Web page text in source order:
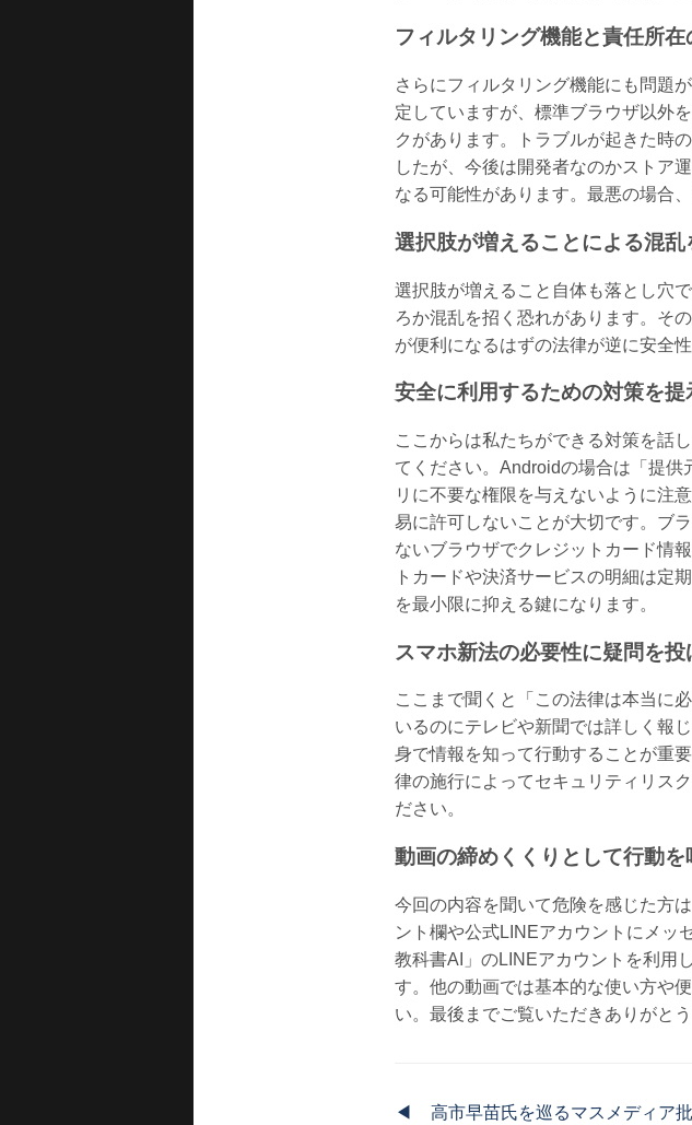
フィルタリング機能と責任所
さらにフィルタリング機能にも問題
定していますが、標準ブラウザ以外
クがあります。トラブルが起きた時
したが、今後は開発者なのかストア
なる可能性があります。最悪の場合
選択肢が増えることによる混乱
選択肢が増えること自体も落とし穴
ろか混乱を招く恐れがあります。そ
が便利になるはずの法律が逆に安全
安全に利用するための対策を提
ここからは私たちができる対策を話
てください。Androidの場合は「提
リに不要な権限を与えないように注
易に許可しないことが大切です。ブ
ないブラウザでクレジットカード情
トカードや決済サービスの明細は定
を最小限に抑える鍵になります。
スマホ新法の必要性に疑問を投
ここまで聞くと「この法律は本当に
いるのにテレビや新聞では詳しく報
身で情報を知って行動することが重
律の施行によってセキュリティリス
ださい。
動画の締めくくりとして行動を
今回の内容を聞いて危険を感じた方
ント欄や公式LINEアカウントにメッ
教科書AI」のLINEアカウントを利用
す。他の動画では基本的な使い方や
い。最後までご覧いただきありがとう
◀ 高市早苗氏を巡るマスメディア